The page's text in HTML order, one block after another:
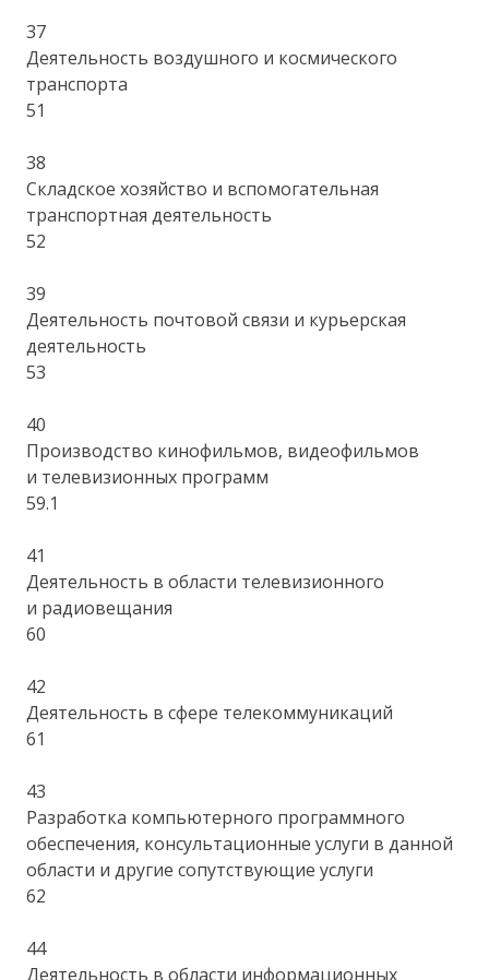
37
Деятельность воздушного и космического
транспорта
51
38
Складское хозяйство и вспомогательная
транспортная деятельность
52
39
Деятельность почтовой связи и курьерская
деятельность
53
40
Производство кинофильмов, видеофильмов
и телевизионных программ
59.1
41
Деятельность в области телевизионного
и радиовещания
60
42
Деятельность в сфере телекоммуникаций
61
43
Разработка компьютерного программного
обеспечения, консультационные услуги в данной
области и другие сопутствующие услуги
62
44
Деятельность в области информационных